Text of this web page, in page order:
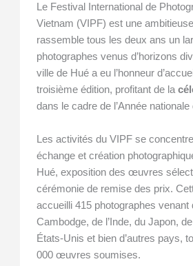
Le Festival International de
Vietnam (VIPF) est une
rassemble tous les deux ans un
photographes venus d’horizons
ville de Hué a eu l’honneur
troisième édition, profitant de la
dans le cadre de l’Année
Les activités du VIPF se
échange et création
Hué, exposition des œuvres
cérémonie de remise des prix.
accueilli 415 photographes venant
Cambodge, de l’Inde, du Japon,
États-Unis et bien d’autres pays,
000 œuvres soumises.